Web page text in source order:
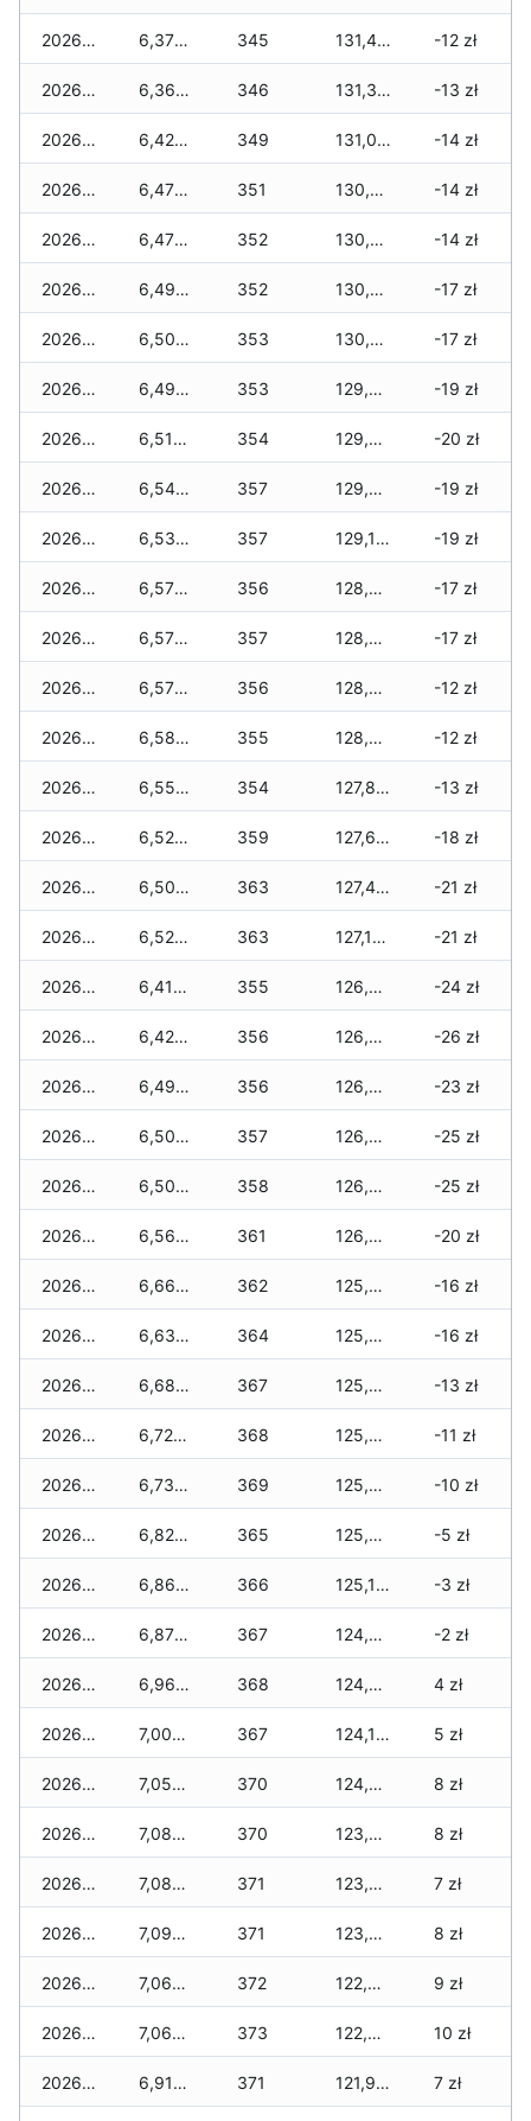
2026-02-13 6,370 zł 345 131,450 zł -12 zł
2026-02-12 6,360 zł 346 131,330 zł -13 zł
2026-02-11 6,420 zł 349 131,040 zł -14 zł
2026-02-10 6,470 zł 351 130,850 zł -14 zł
2026-02-09 6,470 zł 352 130,670 zł -14 zł
2026-02-08 6,490 zł 352 130,530 zł -17 zł
2026-02-07 6,500 zł 353 130,060 zł -17 zł
2026-02-06 6,490 zł 353 129,870 zł -19 zł
2026-02-05 6,510 zł 354 129,650 zł -20 zł
2026-02-04 6,540 zł 357 129,490 zł -19 zł
2026-02-03 6,530 zł 357 129,120 zł -19 zł
2026-02-02 6,570 zł 356 128,540 zł -17 zł
2026-02-01 6,570 zł 357 128,240 zł -17 zł
2026-01-31 6,570 zł 356 128,210 zł -12 zł
2026-01-30 6,580 zł 355 128,030 zł -12 zł
2026-01-29 6,550 zł 354 127,800 zł -13 zł
2026-01-28 6,520 zł 359 127,650 zł -18 zł
2026-01-27 6,500 zł 363 127,410 zł -21 zł
2026-01-26 6,520 zł 363 127,180 zł -21 zł
2026-01-25 6,410 zł 355 126,780 zł -24 zł
2026-01-24 6,420 zł 356 126,700 zł -26 zł
2026-01-23 6,490 zł 356 126,510 zł -23 zł
2026-01-22 6,500 zł 357 126,350 zł -25 zł
2026-01-21 6,500 zł 358 126,230 zł -25 zł
2026-01-20 6,560 zł 361 126,070 zł -20 zł
2026-01-19 6,660 zł 362 125,960 zł -16 zł
2026-01-18 6,630 zł 364 125,790 zł -16 zł
2026-01-17 6,680 zł 367 125,700 zł -13 zł
2026-01-16 6,720 zł 368 125,620 zł -11 zł
2026-01-15 6,730 zł 369 125,480 zł -10 zł
2026-01-14 6,820 zł 365 125,210 zł -5 zł
2026-01-13 6,860 zł 366 125,130 zł -3 zł
2026-01-12 6,870 zł 367 124,930 zł -2 zł
2026-01-11 6,960 zł 368 124,630 zł 4 zł
2026-01-09 7,000 zł 367 124,190 zł 5 zł
2026-01-08 7,050 zł 370 124,010 zł 8 zł
2026-01-07 7,080 zł 370 123,550 zł 8 zł
2026-01-06 7,080 zł 371 123,310 zł 7 zł
2026-01-05 7,090 zł 371 123,090 zł 8 zł
2026-01-04 7,060 zł 372 122,900 zł 9 zł
2026-01-03 7,060 zł 373 122,660 zł 10 zł
2026-01-02 6,910 zł 371 121,940 zł 7 zł